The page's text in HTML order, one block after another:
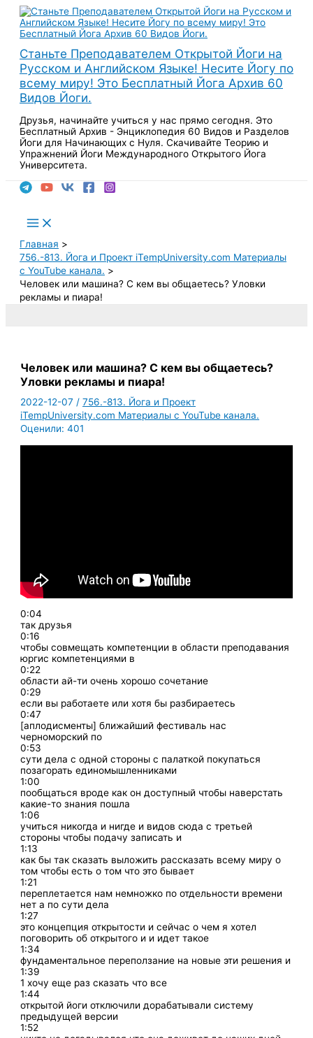
Перейти
содержимому
Станьте Преподавателем Открытой Йоги на
Русском и Английском Языке! Несите Йогу по
всему миру! Это Бесплатный Йога Архив 60
Видов Йоги.
Друзья, начинайте учиться у нас прямо сегодня. Это
Бесплатный Архив - Энциклопедия 60 Видов и Разделов
Йоги для Начинающих с Нуля. Скачивайте Теорию и
Упражнений Йоги Международного Открытого Йога
Университета.
Main
Menu
Главная
756.-813. Йога и Проект iTempUniversity.com Материалы
с YouTube канала.
Человек или машина? С кем вы общаетесь? Уловки
рекламы и пиара!
Человек или машина? С кем вы общаетесь?
Уловки рекламы и пиара!
2022-12-07/756.-813. Йога и Проект
iTempUniversity.com Материалы с YouTube канала.
Оценили: 401
0:04
так друзья
0:16
чтобы совмещать компетенции в области преподавания
юргис компетенциями в
0:22
области ай-ти очень хорошо сочетание
0:29
если вы работаете или хотя бы разбираетесь
0:47
[аплодисменты] ближайший фестиваль нас
черноморский по
0:53
сути дела с одной стороны с палаткой покупаться
позагорать единомышленниками
1:00
пообщаться вроде как он доступный чтобы наверстать
какие-то знания пошла
1:06
учиться никогда и нигде и видов сюда с третьей
стороны чтобы подачу записать и
1:13
как бы так сказать выложить рассказать всему миру о
том чтобы есть о том что это бывает
1:21
переплетается нам немножко по отдельности времени
нет а по сути дела
1:27
это концепция открытости и сейчас о чем я хотел
поговорить об открытого и и идет такое
1:34
фундаментальное переползание на новые эти решения и
1:39
1 хочу еще раз сказать что все
1:44
открытой йоги отключили дорабатывали систему
предыдущей версии
1:52